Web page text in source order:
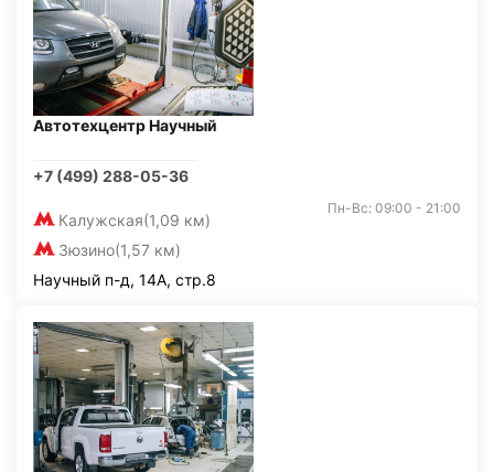
Автотехцентр Научный
+7 (499) 288-05-36
Калужская(1,09 км)
Зюзино(1,57 км)
Пн-Вс: 09:00 - 21:00
Научный п-д, 14А, стр.8